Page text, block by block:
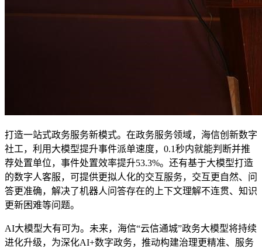
打造一站式政务服务新模式。在政务服务领域，海信创新数字
社工，利用大模型提升事件派单速度，0.1秒内就能判断并推
荐处置单位，事件处置效率提升53.3%。还有基于大模型打造
的数字人客服，可提供更拟人化的交互服务，交互更自然、问
答更准确，解决了机器人问答存在的上下文理解不连贯、知识
更新困难等问题。
AI大模型大有可为。未来，海信“云信通城”政务大模型将持续
进化升级，为深化AI+数字政务，推动构建治理更精准、服务